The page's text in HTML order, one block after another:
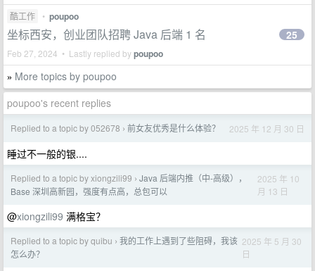
酷工作 • poupoo
坐标西安，创业团队招聘 Java 后端 1 名
Feb 27, 2024 • Lastly replied bypoupoo
25
» More topics by poupoo
poupoo's recent replies
Replied to a topic by 052678 › 前女友优秀是什么体验？ 2025 年 12 月 30 日
睡过不一般的银....
Replied to a topic by xiongzili99 › Java 后端内推（中-高级），
Base 深圳高新园，强度有点高，总包可以
2025 年 10
月 13 日
@xiongzili99 满格宝？
Replied to a topic by quibu › 我的工作上遇到了些阻碍，我该
怎么办？
2025 年 5 月 30
日